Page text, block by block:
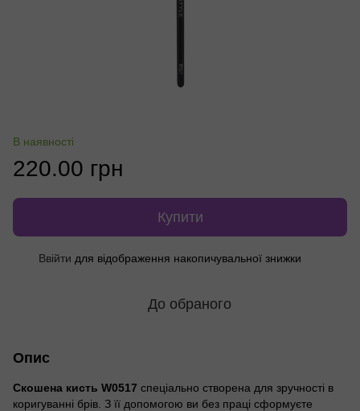
В наявності
220.00 грн
Купити
Ввійти для відображення накопичувальної знижки
До обраного
Опис
Скошена кисть W0517 спеціально створена для зручності в
коригуванні брів. З її допомогою ви без праці сформуєте